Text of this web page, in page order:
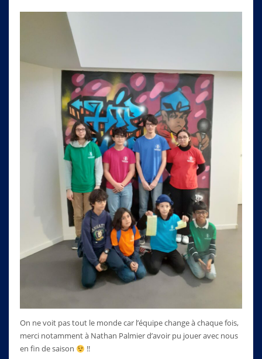
On ne voit pas tout le monde car l’équipe change à chaque fois,
merci notamment à Nathan Palmier d’avoir pu jouer avec nous
en fin de saison
!!